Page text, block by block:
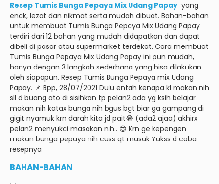
Resep Tumis Bunga Pepaya Mix Udang Papay yang
enak, lezat dan nikmat serta mudah dibuat. Bahan-bahan
untuk membuat Tumis Bunga Pepaya Mix Udang Papay
terdiri dari 12 bahan yang mudah didapatkan dan dapat
dibeli di pasar atau supermarket terdekat. Cara membuat
Tumis Bunga Pepaya Mix Udang Papay ini pun mudah,
hanya dengan 3 langkah sederhana yang bisa dilakukan
oleh siapapun. Resep Tumis Bunga Pepaya mix Udang
Papay. 📌 Bpp, 28/07/2021 Dulu entah kenapa kl makan nih
sll d buang ato di sisihkan tp pelan2 ada yg ksih belajar
makan nih katax bunga nih bgus bgt biar ga gampang di
gigit nyamuk krn darah kita jd pait😂 (ada2 ajaa) akhirx
pelan2 menyukai masakan nih.. 😍 Krn ge kepengen
makan bunga pepaya nih cuss qt masak Yukss d coba
resepnya
BAHAN-BAHAN